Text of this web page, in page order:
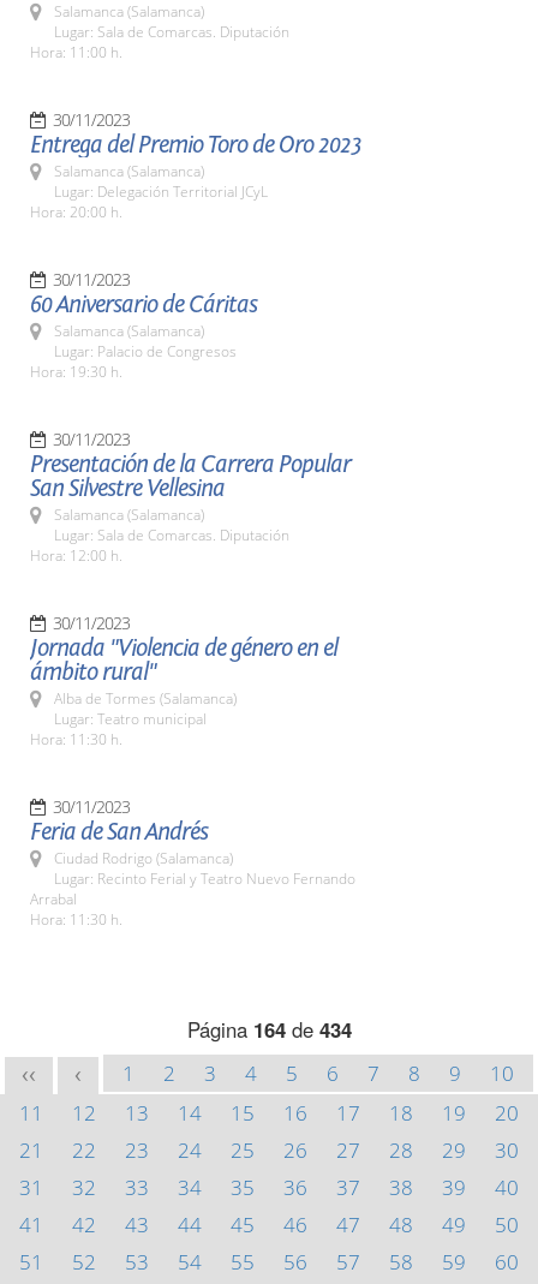
Salamanca (Salamanca)
Lugar: Sala de Comarcas. Diputación
Hora: 11:00 h.
30/11/2023
Entrega del Premio Toro de Oro 2023
Salamanca (Salamanca)
Lugar: Delegación Territorial JCyL
Hora: 20:00 h.
30/11/2023
60 Aniversario de Cáritas
Salamanca (Salamanca)
Lugar: Palacio de Congresos
Hora: 19:30 h.
30/11/2023
Presentación de la Carrera Popular
San Silvestre Vellesina
Salamanca (Salamanca)
Lugar: Sala de Comarcas. Diputación
Hora: 12:00 h.
30/11/2023
Jornada "Violencia de género en el
ámbito rural"
Alba de Tormes (Salamanca)
Lugar: Teatro municipal
Hora: 11:30 h.
30/11/2023
Feria de San Andrés
Ciudad Rodrigo (Salamanca)
Lugar: Recinto Ferial y Teatro Nuevo Fernando
Arrabal
Hora: 11:30 h.
Página 164de 434
<< < 1 2 3 4 5 6 7 8 9
10
11
12 13 14 15 16 17 18 19
20
21
22 23 24 25 26 27 28 29
30
31
32 33 34 35 36 37 38 39
40
41
42 43 44 45 46 47 48 49
50
51
52 53 54 55 56 57 58 59
60